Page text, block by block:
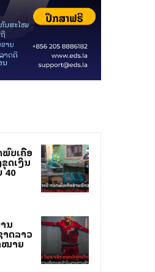
ບເຄືອ
ດເງິນ
40
ນ
ດລາວ
ໝາຍ